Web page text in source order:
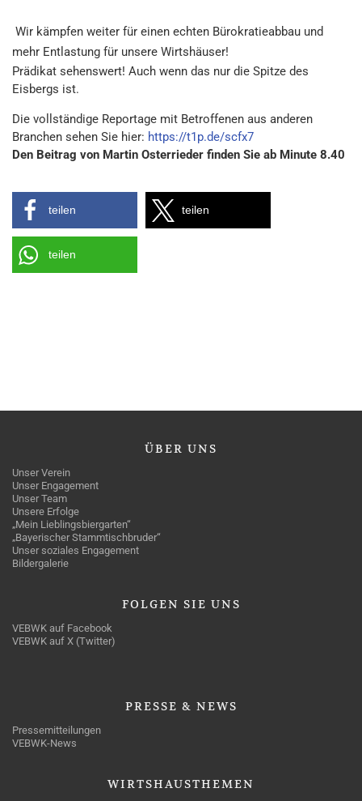
Wir kämpfen weiter für einen echten Bürokratieabbau und
mehr Entlastung für unsere Wirtshäuser!
Prädikat sehenswert! Auch wenn das nur die Spitze des
Eisbergs ist.
Die vollständige Reportage mit Betroffenen aus anderen
Branchen sehen Sie hier: https://t1p.de/scfx7
Den Beitrag von Martin Osterrieder finden Sie ab Minute 8.40
teilen teilen
teilen
ÜBER UNS
Unser Verein
Unser Engagement
Unser Team
Unsere Erfolge
„Mein Lieblingsbiergarten“
„Bayerischer Stammtischbruder“
Unser soziales Engagement
Bildergalerie
FOLGEN SIE UNS
VEBWK auf Facebook
VEBWK auf X (Twitter)
PRESSE & NEWS
Pressemitteilungen
VEBWK-News
WIRTSHAUSTHEMEN